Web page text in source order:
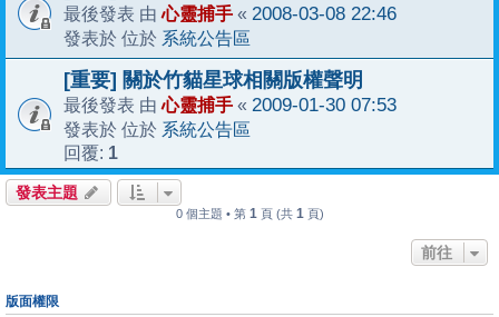
最後發表 由心靈捕手 « 2008-03-08 22:46
發表於 位於 系統公告區
[重要] 關於竹貓星球相關版權聲明
最後發表 由心靈捕手 « 2009-01-30 07:53
發表於 位於 系統公告區
回覆: 1
發表主題
0 個主題 • 第 1 頁 (共 1 頁)
前往
版面權限